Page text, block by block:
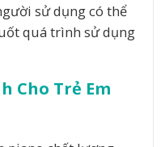
sử dụng có thể
quá trình sử dụng
Cho Trẻ Em